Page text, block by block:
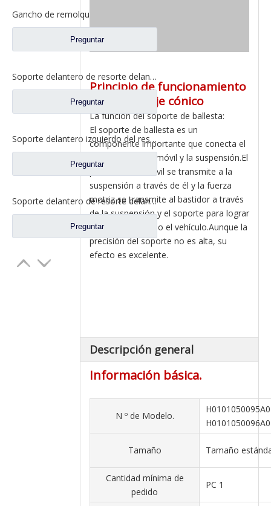
Preguntar
Soporte delantero de resorte delantero para repuestos Foton Auman 1325129202002
Preguntar
Soporte delantero izquierdo del resorte delantero para repuestos Foton Auman H0292190008A0
Preguntar
Soporte delantero de resorte delantero ligero para repuestos de camiones Foton Auman H0292190803A0
Preguntar
Principio de funcionamiento
del engranaje cónico
La función del soporte de ballesta:
El soporte de ballesta es un
componente importante que conecta el
bastidor del automóvil y la suspensión.El
peso del automóvil se transmite a la
suspensión a través de él y la fuerza
motriz se transmite al bastidor a través
de la suspensión y el soporte para lograr
la tracción de todo el vehículo.Aunque la
precisión del soporte no es alta, su
efecto es excelente.
Descripción general
Información básica.
N º de Modelo.
H0101050095A0
H0101050096A0
Tamaño Tamaño
Cantidad mínima de
pedido
PC 1